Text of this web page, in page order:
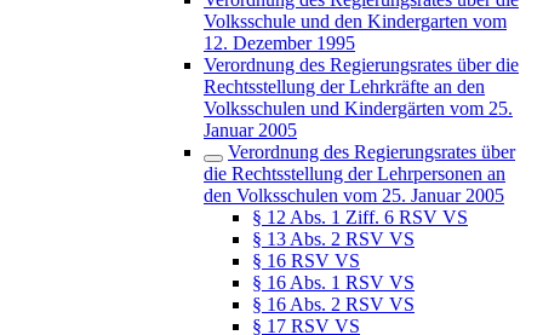
Volksschule und den Kindergarten vom
12. Dezember 1995
Verordnung des Regierungsrates über die
Rechtsstellung der Lehrkräfte an den
Volksschulen und Kindergärten vom 25.
Januar 2005
Verordnung des Regierungsrates über
die Rechtsstellung der Lehrpersonen an
den Volksschulen vom 25. Januar 2005
§ 12 Abs. 1 Ziff. 6 RSV VS
§ 13 Abs. 2 RSV VS
§ 16 RSV VS
§ 16 Abs. 1 RSV VS
§ 16 Abs. 2 RSV VS
§ 17 RSV VS